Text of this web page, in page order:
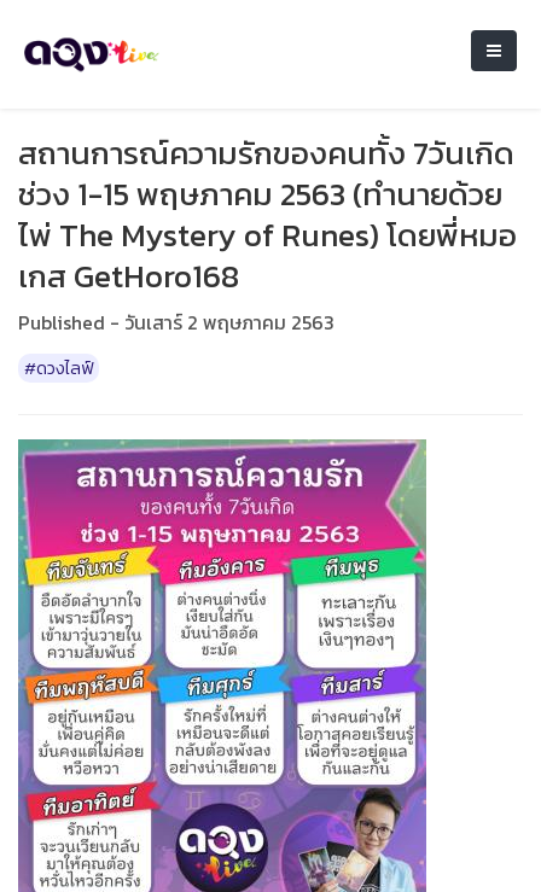
สถานการณ์​ความรักของคนทั้ง 7วันเกิด
ช่วง 1-15 พฤษภาคม​ 2563​ (ทำนายด้วย
ไพ่ The​ Mystery​ of​ Runes)​ โดยพี่หมอ
เกส GetHoro168
Published - วันเสาร์ 2 พฤษภาคม 2563
#ดวงไลฟ์